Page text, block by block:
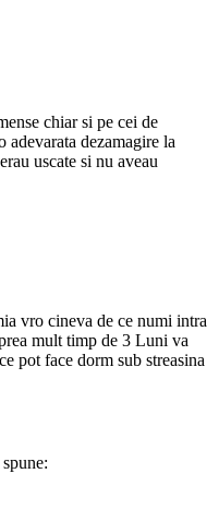
chiar si pe cei de
adevarata dezamagire la
uscate si nu aveau
vro cineva de ce numi intra
mult timp de 3 Luni va
pot face dorm sub streasina
spune: